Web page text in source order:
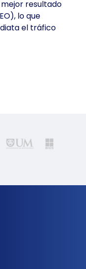
resultado
lo que
el tráfico